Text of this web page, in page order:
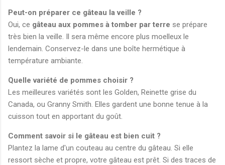
Peut-on préparer ce gâteau la veille ?
Oui, ce gâteau aux pommes à tomber par terre se prépare
très bien la veille. Il sera même encore plus moelleux le
lendemain. Conservez-le dans une boîte hermétique à
température ambiante.
Quelle variété de pommes choisir ?
Les meilleures variétés sont les Golden, Reinette grise du
Canada, ou Granny Smith. Elles gardent une bonne tenue à la
cuisson tout en apportant du goût.
Comment savoir si le gâteau est bien cuit ?
Plantez la lame d'un couteau au centre du gâteau. Si elle
ressort sèche et propre, votre gâteau est prêt. Si des traces de